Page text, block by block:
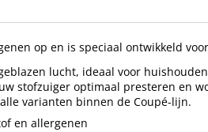
op en is speciaal ontwikkeld
lucht, ideaal voor
stofzuiger optimaal presteren en
varianten binnen de Coupé-lijn.
en allergenen